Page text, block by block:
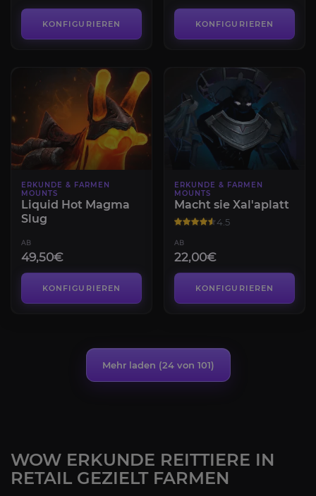
KONFIGURIEREN KONFIGURIEREN
ERKUNDE & FARMEN
MOUNTS
Liquid Hot Magma
Slug
AB
49,50€
KONFIGURIEREN
ERKUNDE & FARMEN
MOUNTS
Macht sie Xal'aplatt
4.5
AB
22,00€
KONFIGURIEREN
Mehr laden (24von 101)
WOW ERKUNDE REITTIERE IN
RETAIL GEZIELT FARMEN